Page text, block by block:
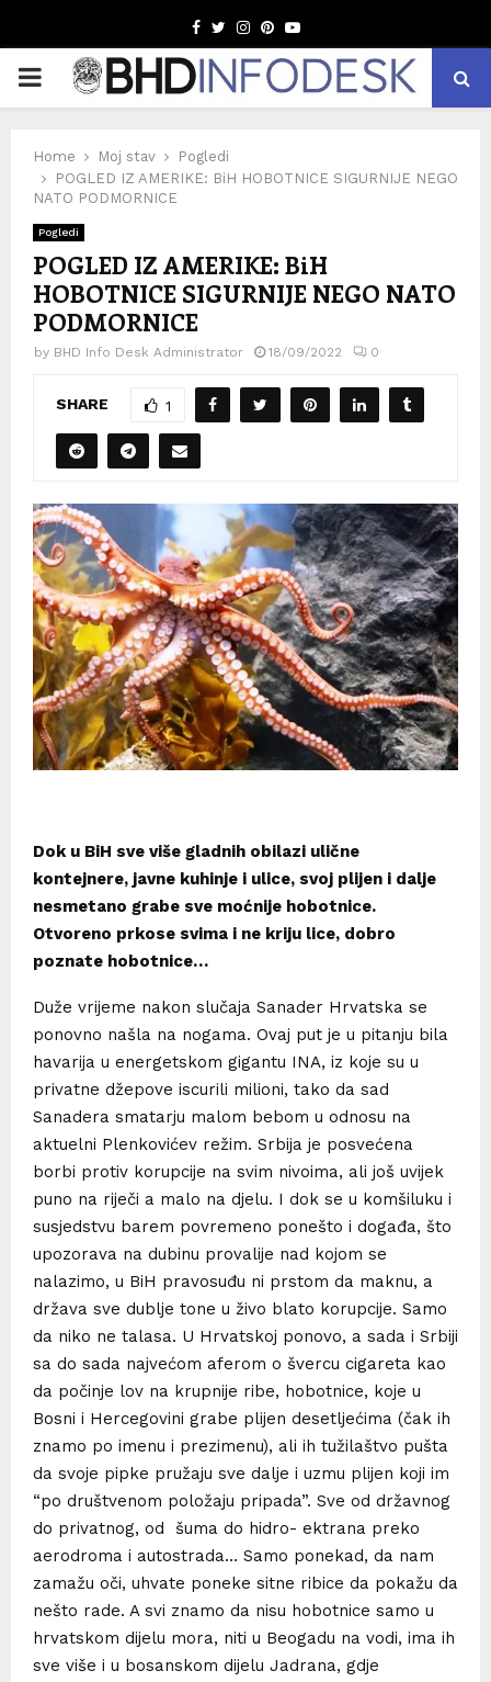
Facebook
TwitterInstagram
Pinterest
Youtube
PRIMARY
Home Moj stav
Pogledi
POGLED IZ AMERIKE: BiH HOBOTNICE SIGURNIJE NEGO
NATO PODMORNICE
Pogledi
POGLED IZ AMERIKE: BiH
HOBOTNICE SIGURNIJE NEGO NATO
PODMORNICE
by BHD Info Desk Administrator 18/09/2022 0
SHARE 1
Dok u BiH sve više gladnih obilazi ulične
kontejnere, javne kuhinje i ulice, svoj plijen i dalje
nesmetano grabe sve moćnije hobotnice.
Otvoreno prkose svima i ne kriju lice, dobro
poznate hobotnice…
Duže vrijeme nakon slučaja Sanader Hrvatska se
ponovno našla na nogama. Ovaj put je u pitanju bila
havarija u energetskom gigantu INA, iz koje su u
privatne džepove iscurili milioni, tako da sad
Sanadera smatarju malom bebom u odnosu na
aktuelni Plenkovićev režim. Srbija je posvećena
borbi protiv korupcije na svim nivoima, ali još uvijek
puno na riječi a malo na djelu. I dok se u komšiluku i
susjedstvu barem povremeno ponešto i događa, što
upozorava na dubinu provalije nad kojom se
nalazimo, u BiH pravosuđu ni prstom da maknu, a
država sve dublje tone u živo blato korupcije. Samo
da niko ne talasa. U Hrvatskoj ponovo, a sada i Srbiji
sa do sada najvećom aferom o švercu cigareta kao
da počinje lov na krupnije ribe, hobotnice, koje u
Bosni i Hercegovini grabe plijen desetljećima (čak ih
znamo po imenu i prezimenu), ali ih tužilaštvo pušta
da svoje pipke pružaju sve dalje i uzmu plijen koji im
“po društvenom položaju pripada”. Sve od državnog
do privatnog, od šuma do hidro- ektrana preko
aerodroma i autostrada… Samo ponekad, da nam
zamažu oči, uhvate poneke sitne ribice da pokažu da
nešto rade. A svi znamo da nisu hobotnice samo u
hrvatskom dijelu mora, niti u Beogadu na vodi, ima ih
sve više i u bosanskom dijelu Jadrana, gdje